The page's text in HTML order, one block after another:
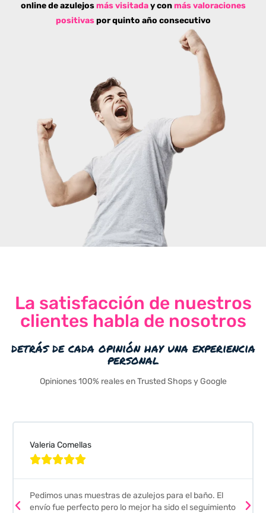
online de azulejos más visitaday conmás valoraciones
positivaspor quinto año consecutivo
La satisfacción de nuestros
clientes habla de nosotros
detrás de cada opinión hay una experiencia
personal
Opiniones 100% reales en Trusted Shops y Google
Valeria Comellas

Pedimos unas muestras de azulejos para el baño. El
envío fue perfecto pero lo mejor ha sido el seguimiento